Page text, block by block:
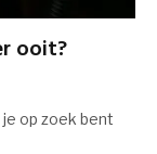
ooit?
op zoek bent